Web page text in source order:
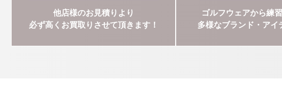
他店様のお見積りより
必ず高くお買取りさせて頂きます！
ゴルフウェアから練
多様なブランド・アイ